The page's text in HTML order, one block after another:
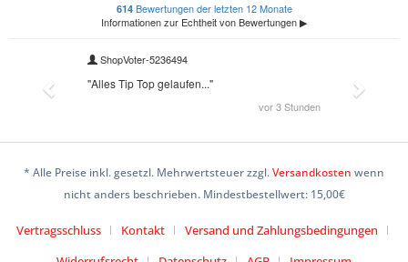
* Alle Preise inkl. gesetzl. Mehrwertsteuer zzgl.Versandkosten wenn
nicht anders beschrieben. Mindestbestellwert: 15,00€
Vertragsschluss Kontakt
Versand und Zahlungsbedingungen